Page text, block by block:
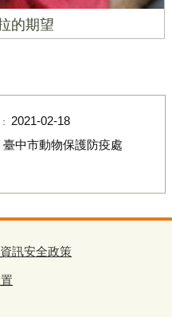
的期望
2021-02-18
臺中市動物保護防疫處
資訊安全政策